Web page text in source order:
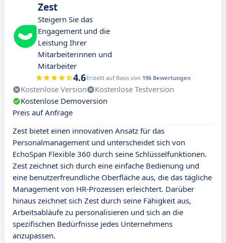
Zest
Steigern Sie das
Engagement und die
Leistung Ihrer
Mitarbeiterinnen und
Mitarbeiter
4.6Erstellt auf Basis von 196 Bewertungen
Kostenlose Version
Kostenlose Testversion
Kostenlose Demoversion
Preis auf Anfrage
Zest bietet einen innovativen Ansatz für das
Personalmanagement und unterscheidet sich von
EchoSpan Flexible 360 durch seine Schlüsselfunktionen.
Zest zeichnet sich durch eine einfache Bedienung und
eine benutzerfreundliche Oberfläche aus, die das tägliche
Management von HR-Prozessen erleichtert. Darüber
hinaus zeichnet sich Zest durch seine Fähigkeit aus,
Arbeitsabläufe zu personalisieren und sich an die
spezifischen Bedürfnisse jedes Unternehmens
anzupassen.